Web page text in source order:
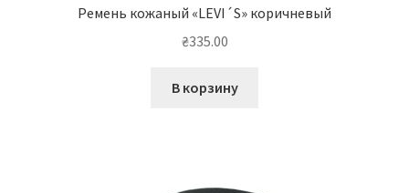
Ремень кожаный «LEVI´S» коричневый
₴335.00
В корзину